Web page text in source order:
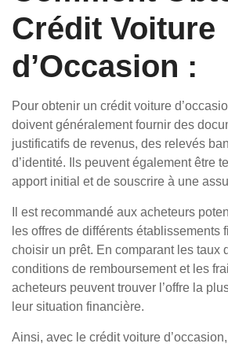
Crédit Voiture
d’Occasion :
Pour obtenir un crédit voiture
doivent généralement fournir des
justificatifs de revenus, des relevés
d’identité. Ils peuvent également être
apport initial et de souscrire à une
Il est recommandé aux acheteurs
les offres de différents établissements
choisir un prêt. En comparant les taux
conditions de remboursement et les
acheteurs peuvent trouver l’offre la
leur situation financière.
Ainsi, avec le crédit voiture d’occasion,